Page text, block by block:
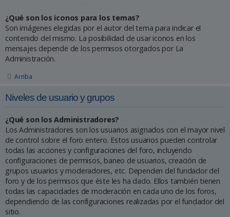
¿Qué son los iconos para los temas?
Son imágenes elegidas por el autor del tema para indicar el
contenido del mismo. La posibilidad de usar iconos en los
mensajes depende de los permisos otorgados por La
Administración.
Arriba
Niveles de usuario y grupos
¿Qué son los Administradores?
Los Administradores son los usuarios asignados con el mayor nivel
de control sobre el foro entero. Estos usuarios pueden controlar
todas las acciones y configuraciones del foro, incluyendo
configuraciones de permisos, baneo de usuarios, creación de
grupos usuarios y moderadores, etc. Dependen del fundador del
foro y de los permisos que éste les ha dado. Ellos también tienen
todas las capacidades de moderación en cada uno de los foros,
dependiendo de las configuraciones realizadas por el fundador del
sitio.